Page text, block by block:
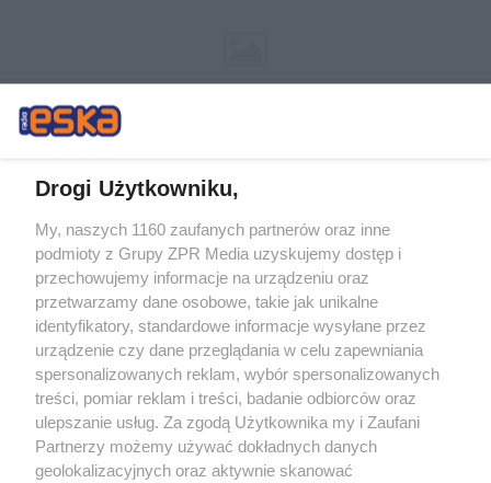
Żaden utwór zamieszczony w serwisie nie może być powielany i
rozpowszechniany lub dalej rozpowszechniany w jakikolwiek sposób (w
tym także elektroniczny lub mechaniczny) na jakimkolwiek polu
eksploatacji w jakiejkolwiek formie, włącznie z umieszczaniem w Internecie
bez pisemnej zgody właściciela praw. Jakiekolwiek użycie lub
wykorzystanie utworów w całości lub w części z naruszeniem prawa, tzn.
bez właściwej zgody, jest zabronione pod groźbą kary i może być ścigane
prawnie.
Drogi Użytkowniku,
My, naszych 1160 zaufanych partnerów oraz inne
podmioty z Grupy ZPR Media uzyskujemy dostęp i
przechowujemy informacje na urządzeniu oraz
przetwarzamy dane osobowe, takie jak unikalne
identyfikatory, standardowe informacje wysyłane przez
urządzenie czy dane przeglądania w celu zapewniania
spersonalizowanych reklam, wybór spersonalizowanych
treści, pomiar reklam i treści, badanie odbiorców oraz
ulepszanie usług. Za zgodą Użytkownika my i Zaufani
Partnerzy możemy używać dokładnych danych
geolokalizacyjnych oraz aktywnie skanować